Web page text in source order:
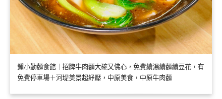
鍾小勤麵食館｜招牌牛肉麵大碗又佛心，免費續湯續麵續豆花，有
免費停車場＋河堤美景超紓壓，中原美食，中原牛肉麵